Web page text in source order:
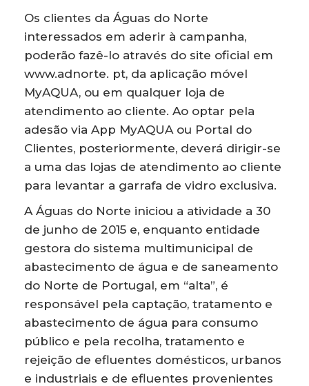
Os clientes da Águas do Norte
interessados em aderir à campanha,
poderão fazê-lo através do site oficial em
www.adnorte. pt, da aplicação móvel
MyAQUA, ou em qualquer loja de
atendimento ao cliente. Ao optar pela
adesão via App MyAQUA ou Portal do
Clientes, posteriormente, deverá dirigir-se
a uma das lojas de atendimento ao cliente
para levantar a garrafa de vidro exclusiva.
A Águas do Norte iniciou a atividade a 30
de junho de 2015 e, enquanto entidade
gestora do sistema multimunicipal de
abastecimento de água e de saneamento
do Norte de Portugal, em “alta”, é
responsável pela captação, tratamento e
abastecimento de água para consumo
público e pela recolha, tratamento e
rejeição de efluentes domésticos, urbanos
e industriais e de efluentes provenientes